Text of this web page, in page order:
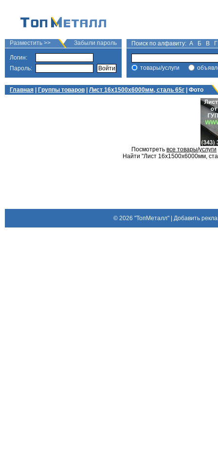
Разместить >> Забыли пароль
Логин:
Пароль:
Поиск по алфавиту: А Б В Г
товары/услуги
Главная Группы товаров Лист 16х1500х6000мм, сталь 65г | Фото
Посмотреть все товары/услуги
Найти "Лист 16х1500х6000мм,
© 2026 "ТопМеталл"| Добавить